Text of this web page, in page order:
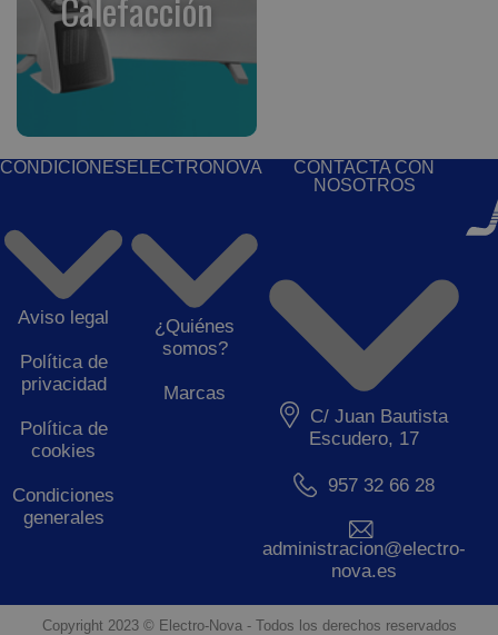
CONDICIONES
Aviso legal
Política de
privacidad
Política de
cookies
Condiciones
generales
ELECTRONOVA
¿Quiénes
somos?
Marcas
CONTACTA CON
NOSOTROS
C/ Juan Bautista
Escudero, 17
957 32 66 28
administracion@electro-
nova.es
Copyright 2023 © Electro-Nova - Todos los derechos reservados